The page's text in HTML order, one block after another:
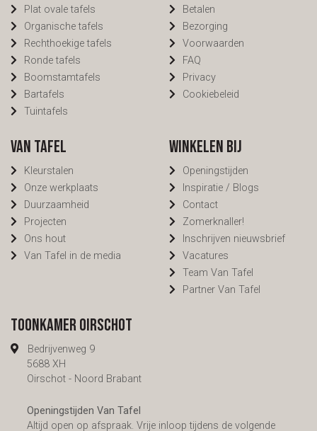
Plat ovale tafels
Organische tafels
Rechthoekige tafels
Ronde tafels
Boomstamtafels
Bartafels
Tuintafels
Betalen
Bezorging
Voorwaarden
FAQ
Privacy
Cookiebeleid
Van Tafel
Kleurstalen
Onze werkplaats
Duurzaamheid
Projecten
Ons hout
Van Tafel in de media
Winkelen bij
Openingstijden
Inspiratie / Blogs
Contact
Zomerknaller!
Inschrijven nieuwsbrief
Vacatures
Team Van Tafel
Partner Van Tafel
Toonkamer Oirschot
Bedrijvenweg 9
5688 XH
Oirschot - Noord Brabant
Openingstijden Van Tafel
Altijd open op afspraak. Vrije inloop tijdens de volgende